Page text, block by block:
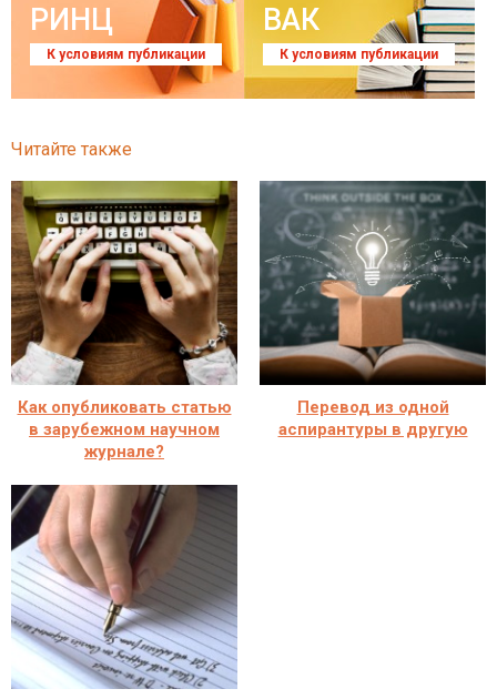
РИНЦ
К условиям публикации
ВАК
К условиям публикации
Читайте также
Как опубликовать статью
в зарубежном научном
журнале?
Перевод из одной
аспирантуры в другую